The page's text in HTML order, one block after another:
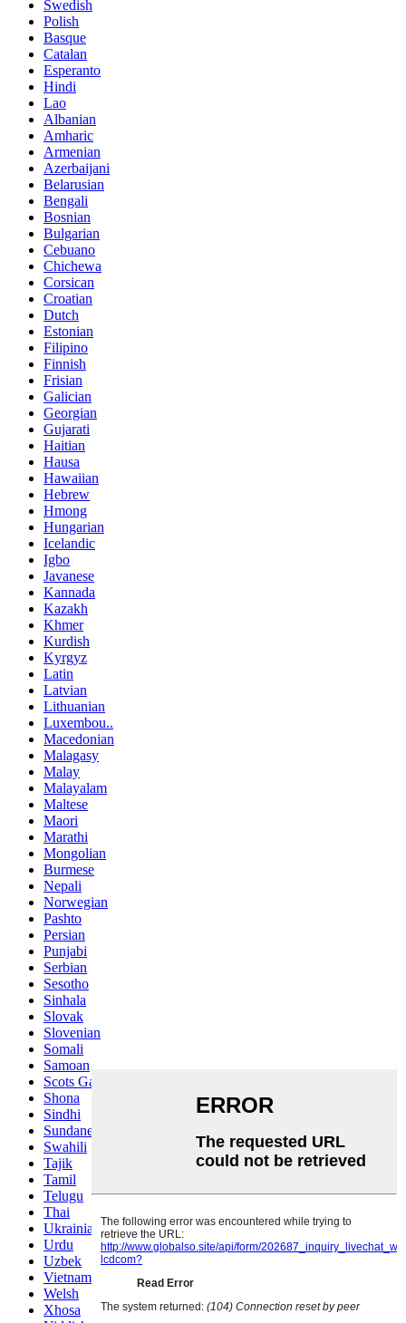
Swedish
Polish
Basque
Catalan
Esperanto
Hindi
Lao
Albanian
Amharic
Armenian
Azerbaijani
Belarusian
Bengali
Bosnian
Bulgarian
Cebuano
Chichewa
Corsican
Croatian
Dutch
Estonian
Filipino
Finnish
Frisian
Galician
Georgian
Gujarati
Haitian
Hausa
Hawaiian
Hebrew
Hmong
Hungarian
Icelandic
Igbo
Javanese
Kannada
Kazakh
Khmer
Kurdish
Kyrgyz
Latin
Latvian
Lithuanian
Luxembou..
Macedonian
Malagasy
Malay
Malayalam
Maltese
Maori
Marathi
Mongolian
Burmese
Nepali
Norwegian
Pashto
Persian
Punjabi
Serbian
Sesotho
Sinhala
Slovak
Slovenian
Somali
Samoan
Scots Gaelic
Shona
Sindhi
Sundanese
Swahili
Tajik
Tamil
Telugu
Thai
Ukrainian
Urdu
Uzbek
Vietnamese
Welsh
Xhosa